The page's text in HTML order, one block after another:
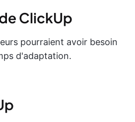
ClickUp
pourraient avoir besoin
d'adaptation.